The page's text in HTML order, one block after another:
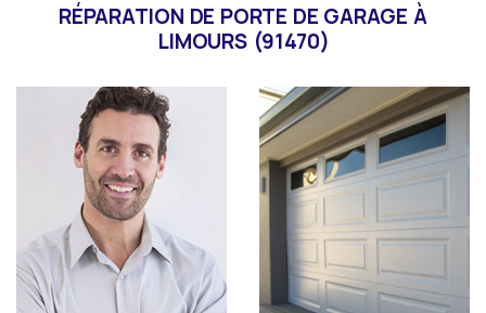
RÉPARATION DE PORTE DE GARAGE À
LIMOURS (91470)